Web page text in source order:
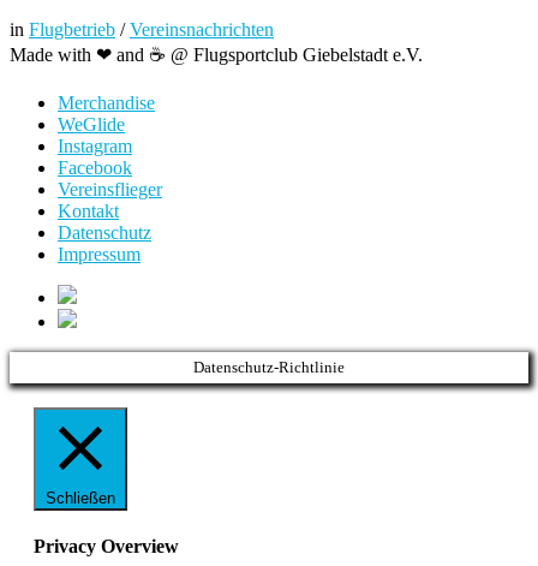
in Flugbetrieb /Vereinsnachrichten
Made with ❤ and ☕️ @ Flugsportclub Giebelstadt e.V.
Merchandise
WeGlide
Instagram
Facebook
Vereinsflieger
Kontakt
Datenschutz
Impressum
Datenschutz-Richtlinie
Schließen
Privacy Overview